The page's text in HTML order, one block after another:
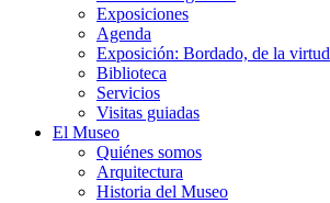
Exposiciones
Agenda
Exposición: Bordado, de la virtud
Biblioteca
Servicios
Visitas guiadas
El Museo
Quiénes somos
Arquitectura
Historia del Museo